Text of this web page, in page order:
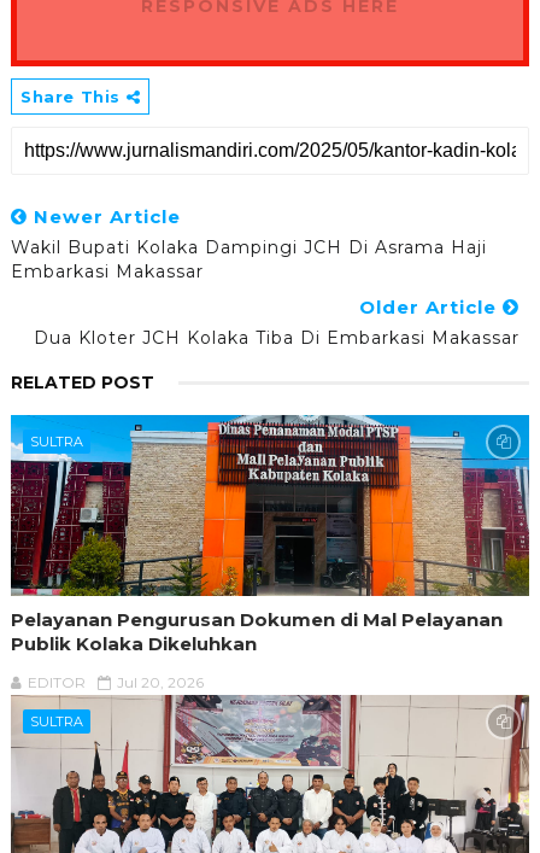
RESPONSIVE ADS HERE
Share This
Newer Article
Wakil Bupati Kolaka Dampingi JCH Di Asrama Haji
Embarkasi Makassar
Older Article
Dua Kloter JCH Kolaka Tiba Di Embarkasi Makassar
RELATED POST
SULTRA
Pelayanan Pengurusan Dokumen di Mal Pelayanan
Publik Kolaka Dikeluhkan
EDITOR Jul 20, 2026
SULTRA